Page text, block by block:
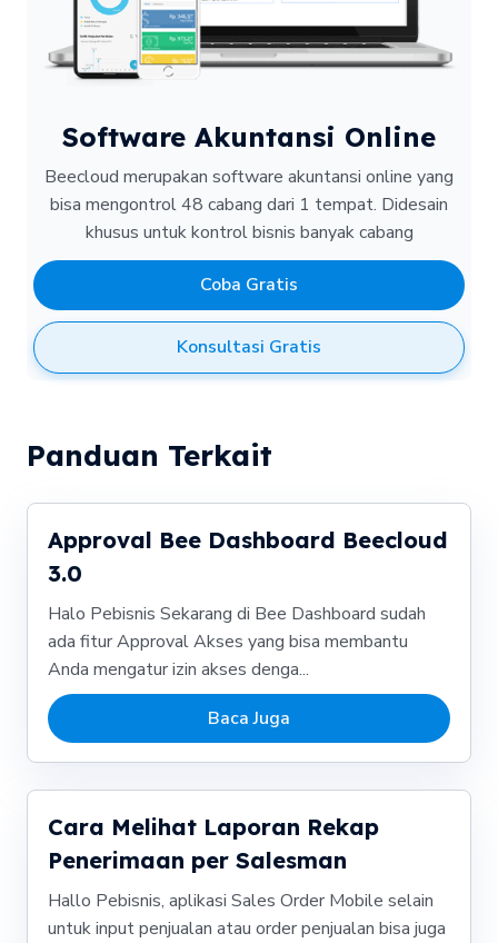
Software Akuntansi Online
Beecloud merupakan software akuntansi online yang
bisa mengontrol 48 cabang dari 1 tempat. Didesain
khusus untuk kontrol bisnis banyak cabang
Coba Gratis
Konsultasi Gratis
Panduan Terkait
Approval Bee Dashboard Beecloud
3.0
Halo Pebisnis Sekarang di Bee Dashboard sudah
ada fitur Approval Akses yang bisa membantu
Anda mengatur izin akses denga...
Baca Juga
Cara Melihat Laporan Rekap
Penerimaan per Salesman
Hallo Pebisnis, aplikasi Sales Order Mobile selain
untuk input penjualan atau order penjualan bisa juga